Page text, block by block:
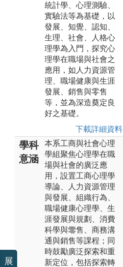
統計學、心理測驗、
實驗法等為基礎，以
發展、知覺、認知、
生理、社會、人格心
理學為入門，探究心
理學在職場與社會之
應用，如人力資源管
理、職場健康與生涯
發展、銷售與零售
等，並為深造奠定良
好之基礎。
下載詳細資料
學科
意涵
本系工商與社會心理
學組聚焦心理學在職
場與社會的廣泛應
用，設置工商心理學
導論、人力資源管理
與發展、組織行為、
職場健康心理學、生
涯發展與規劃、消費
科學與零售、商務溝
通與銷售等課程；同
時鼓勵廣泛探索和重
新定位，包括探索轉
展